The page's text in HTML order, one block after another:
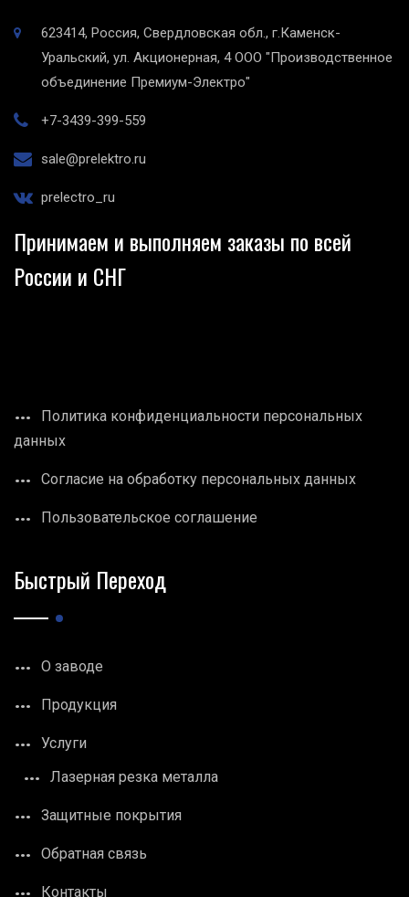
623414, Россия, Свердловская обл., г.Каменск-
Уральский, ул. Акционерная, 4 ООО "Производственное
объединение Премиум-Электро"
+7-3439-399-559
sale@prelektro.ru
prelectro_ru
Принимаем и выполняем заказы по всей
России и СНГ
Политика конфиденциальности персональных
данных
Согласие на обработку персональных данных
Пользовательское соглашение
Быстрый Переход
О заводе
Продукция
Услуги
Лазерная резка металла
Защитные покрытия
Обратная связь
Контакты